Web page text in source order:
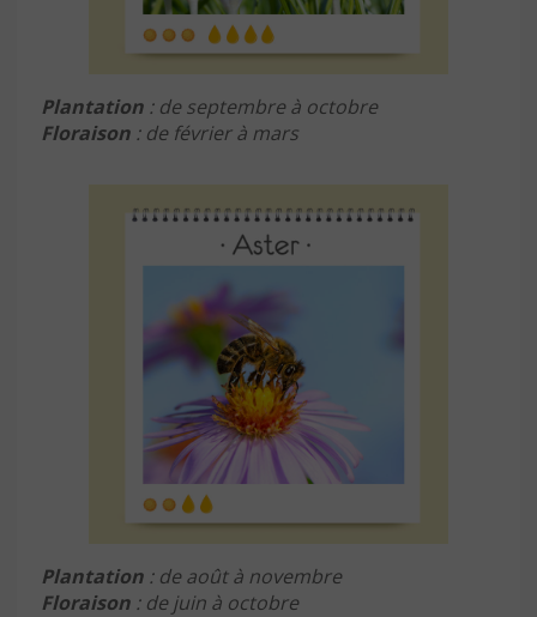
Plantation : de septembre à octobre
Floraison : de février à mars
Plantation : de août à novembre
Floraison : de juin à octobre